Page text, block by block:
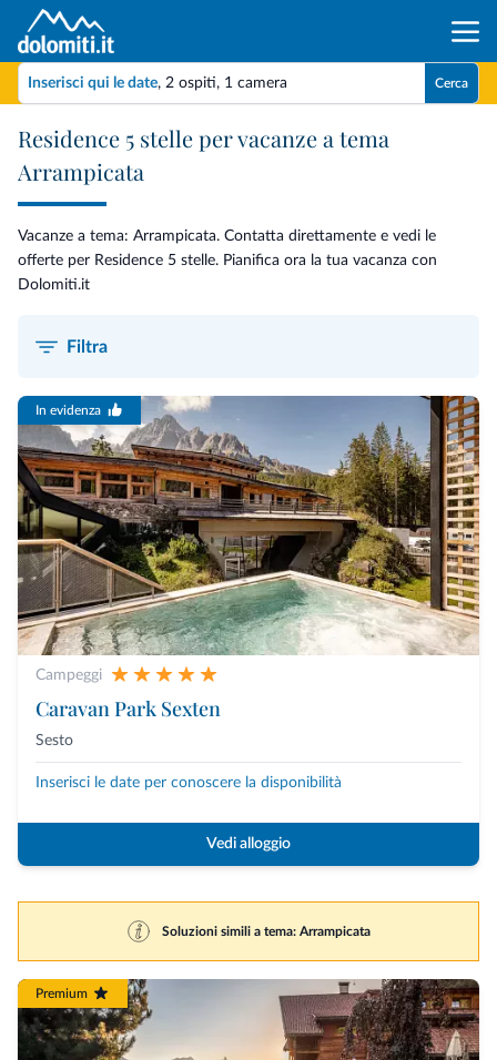
Inserisci qui le date, 2 ospiti, 1 camera Cerca
Residence 5 stelle per vacanze a tema
Arrampicata
Vacanze a tema: Arrampicata. Contatta direttamente e vedi le
offerte per Residence 5 stelle. Pianifica ora la tua vacanza con
Dolomiti.it
Filtra
In evidenza
Campeggi
Caravan Park Sexten
Sesto
Inserisci le date per conoscere la disponibilità
Vedi alloggio
Soluzioni simili a tema: Arrampicata
Premium